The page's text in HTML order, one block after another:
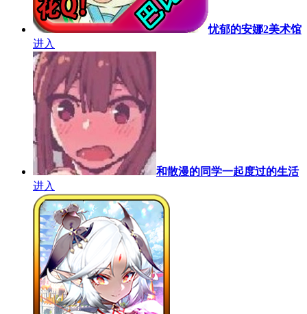
忧郁的安娜2美术馆
进入
和散漫的同学一起度过的生活
进入